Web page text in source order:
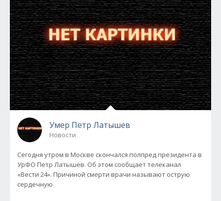
Умер Петр Латышев
Новости
Сегодня утром в Москве скончался полпред президента в
УрФО Петр Латышев. Об этом сообщает телеканал
«Вести 24». Причиной смерти врачи называют острую
сердечную